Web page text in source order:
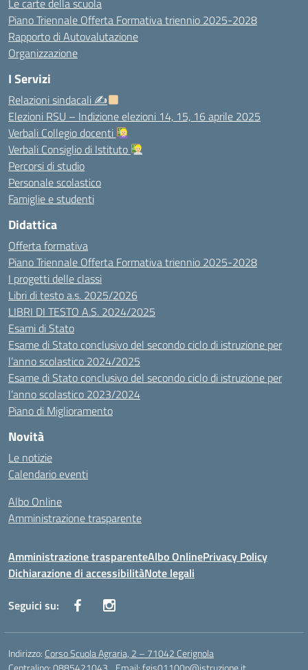
Le carte della scuola
Piano Triennale Offerta Formativa triennio 2025-2028
Rapporto di Autovalutazione
Organizzazione
I Servizi
Relazioni sindacali ✍
Elezioni RSU – Indizione elezioni 14, 15, 16 aprile 2025
Verbali Collegio docenti
Verbali Consiglio di Istituto
Percorsi di studio
Personale scolastico
Famiglie e studenti
Didattica
Offerta formativa
Piano Triennale Offerta Formativa triennio 2025-2028
I progetti delle classi
Libri di testo a.s. 2025/2026
LIBRI DI TESTO A.S. 2024/2025
Esami di Stato
Esame di Stato conclusivo del secondo ciclo di istruzione per
l’anno scolastico 2024/2025
Esame di Stato conclusivo del secondo ciclo di istruzione per
l’anno scolastico 2023/2024
Piano di Miglioramento
Novità
Le notizie
Calendario eventi
Albo Online
Amministrazione trasparente
Amministrazione trasparenteAlbo OnlinePrivacy Policy
Dichiarazione di accessibilitàNote legali
Seguici su:
Indirizzo: Corso Scuola Agraria, 2 – 71042 Cerignola